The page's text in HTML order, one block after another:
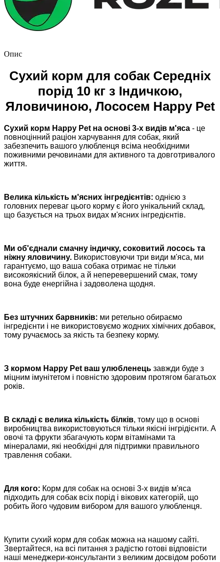
Опис
Сухий корм для собак Середніх
порід 10 кг з Індичкою,
Яловичиною, Лососем Happy Pet
Сухий корм Happy Pet на основі 3-х видів м'яса - це
повноцінний раціон харчування для собак, який
забезпечить вашого улюбленця всіма необхідними
поживними речовинами для активного та довготривалого
життя.
Велика кількість м'ясних інгредієнтів: однією з
головних переваг цього корму є його унікальний склад,
що базується на трьох видах м'ясних інгредієнтів.
Ми об'єднали смачну індичку, соковитий лосось та
ніжну яловичину. Використовуючи три види м'яса, ми
гарантуємо, що ваша собака отримає не тільки
високоякісний білок, а й неперевершений смак, тому
вона буде енергійна і задоволена щодня.
Без штучних барвників: ми ретельно обираємо
інгредієнти і не використовуємо жодних хімічних добавок,
тому ручаємось за якість та безпеку корму.
З кормом Happy Pet ваш улюбленець завжди буде з
міцним імунітетом і повністю здоровим протягом багатьох
років.
В складі є велика кількість білків, тому що в основі
виробництва використовуються тільки якісні інгрідієнти. А
овочі та фрукти збагачують корм вітамінами та
мінералами, які необхідні для підтримки правильного
травлення собаки.
Для кого: Корм для собак на основі 3-х видів м'яса
підходить для собак всіх порід і вікових категорій, що
робить його чудовим вибором для вашого улюбленця.
Купити сухий корм для собак можна на нашому сайті.
Звертайтеся, на всі питання з радістю готові відповісти
наші менеджери-консультанти з великим досвідом роботи